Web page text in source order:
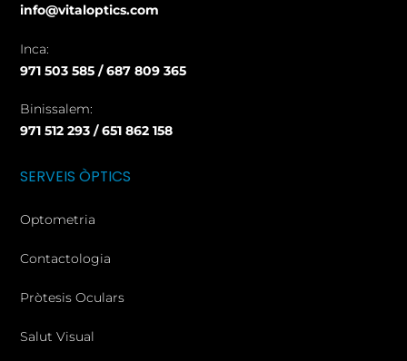
info@vitaloptics.com
Inca:
971 503 585 / 687 809 365
Binissalem:
971 512 293 / 651 862 158
SERVEIS ÒPTICS
Optometria
Contactologia
Pròtesis Oculars
Salut Visual